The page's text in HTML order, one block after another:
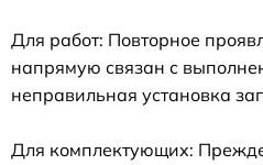
Для работ: Повторное
напрямую связан с
неправильная установка
Для комплектующих: